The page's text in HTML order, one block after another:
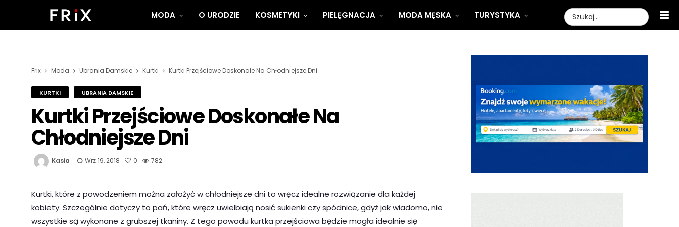
MODA O URODZIE KOSMETYKI PIELĘGNACJA MODA MĘSKA TURYSTYKA
Frix Moda Ubrania Damskie Kurtki Kurtki Przejściowe Doskonałe Na Chłodniejsze Dni
KURTKI UBRANIA DAMSKIE
Kurtki Przejściowe Doskonałe Na
Chłodniejsze Dni
Kasia Wrz 19, 2018 0 782
Kurtki, które z powodzeniem można założyć w chłodniejsze dni to wręcz idealne rozwiązanie dla każdej
kobiety. Szczególnie dotyczy to pań, które wręcz uwielbiają nosić sukienki czy spódnice, gdyż jak wiadomo, nie
wszystkie są wykonane z grubszej tkaniny. Z tego powodu kurtka przejściowa będzie mogła idealnie się